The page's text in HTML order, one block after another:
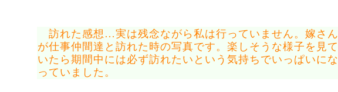
訪れた感想…実は残念ながら私は行っていません。嫁さん
が仕事仲間達と訪れた時の写真です。楽しそうな様子を見て
いたら期間中には必ず訪れたいという気持ちでいっぱいにな
っていました。